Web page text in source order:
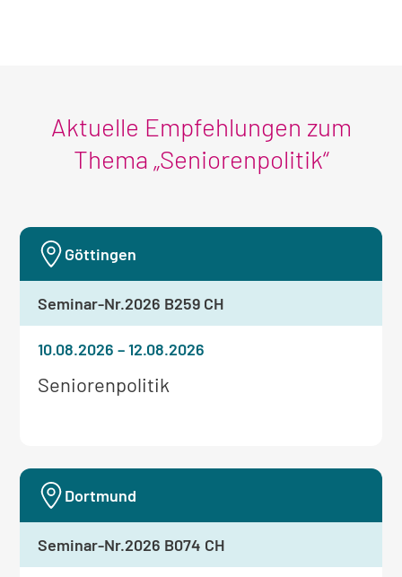
Aktuelle Empfehlungen zum
Thema „Seniorenpolitik“
Weitere
Seniorenpolitik
10.08.2026–12.08.2026
Göttingen
Seminar-Nr.2026 B259 CH
Dortmund
Seminar-Nr.2026 B074 CH